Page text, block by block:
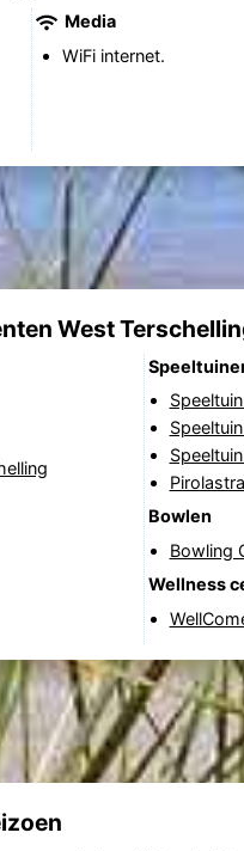
Media
WiFi internet.
West
Bowlen
Bowling
Wellness